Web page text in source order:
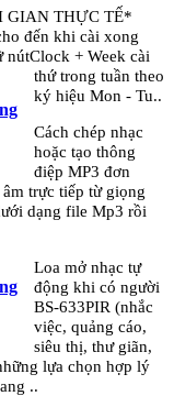
GIAN THỰC TẾ*
đến khi cài xong
+ Week cài
thứ trong tuần theo
ký hiệu Mon - Tu..
Cách chép nhạc
hoặc tạo thông
điệp MP3 đơn
trực tiếp từ giọng
dạng file Mp3 rồi
Loa mở nhạc tự
động khi có người
BS-633PIR (nhắc
việc, quảng cáo,
siêu thị, thư giãn,
lựa chọn hợp lý
..